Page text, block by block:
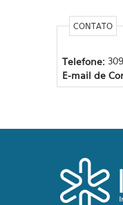
CONTATO
Telefone:
E-mail de